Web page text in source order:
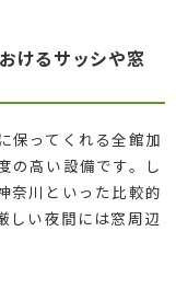
けるサッシや窓
保ってくれる全館加
の高い設備です。し
奈川といった比較的
しい夜間には窓周辺